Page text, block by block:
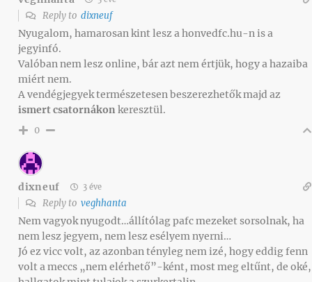
Reply to dixneuf
Nyugalom, hamarosan kint lesz a honvedfc.hu-n is a
jegyinfó.
Valóban nem lesz online, bár azt nem értjük, hogy a hazaiba
miért nem.
A vendégjegyek természetesen beszerezhetők majd az
ismert csatornákon keresztül.
0
dixneuf 3 éve
Reply to veghhanta
Nem vagyok nyugodt…állítólag pafc mezeket sorsolnak, ha
nem lesz jegyem, nem lesz esélyem nyerni…
Jó ez vicc volt, az azonban tényleg nem izé, hogy eddig fenn
volt a meccs „nem elérhető”-ként, most meg eltűnt, de oké,